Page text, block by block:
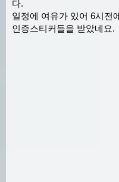
다.
일정에 여유가 있어 6시전
인증스티커들을 받았네요.